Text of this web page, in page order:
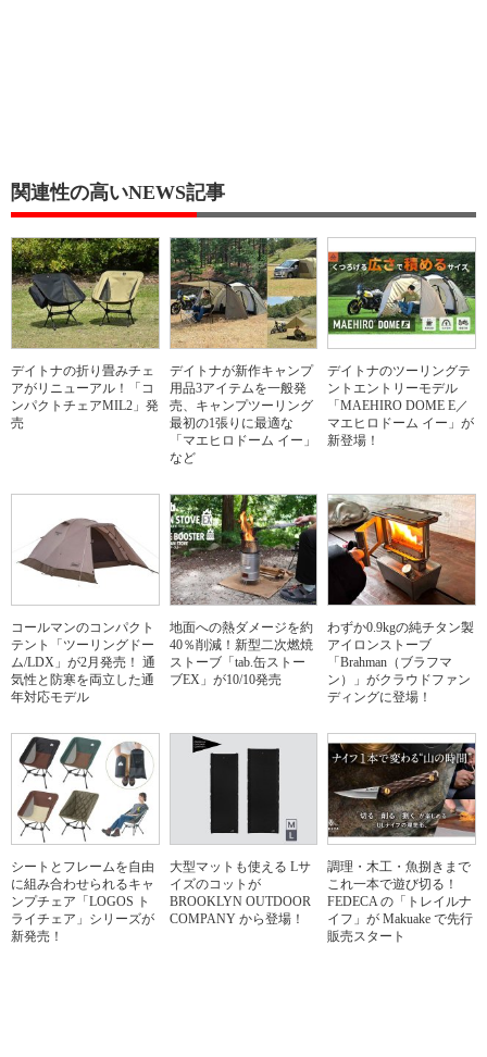
関連性の高いNEWS記事
デイトナの折り畳みチェ
アがリニューアル！「コ
ンパクトチェアMIL2」発
売
デイトナが新作キャンプ
用品3アイテムを一般発
売、キャンプツーリング
最初の1張りに最適な
「マエヒロドーム イー」
など
デイトナのツーリングテ
ントエントリーモデル
「MAEHIRO DOME E／
マエヒロドーム イー」が
新登場！
コールマンのコンパクト
テント「ツーリングドー
ム/LDX」が2月発売！ 通
気性と防寒を両立した通
年対応モデル
地面への熱ダメージを約
40％削減！新型二次燃焼
ストーブ「tab.缶ストー
ブEX」が10/10発売
わずか0.9kgの純チタン製
アイロンストーブ
「Brahman（ブラフマ
ン）」がクラウドファン
ディングに登場！
シートとフレームを自由
に組み合わせられるキャ
ンプチェア「LOGOS ト
ライチェア」シリーズが
新発売！
大型マットも使える Lサ
イズのコットが
BROOKLYN OUTDOOR
COMPANY から登場！
調理・木工・魚捌きまで
これ一本で遊び切る！
FEDECA の「トレイルナ
イフ」が Makuake で先行
販売スタート